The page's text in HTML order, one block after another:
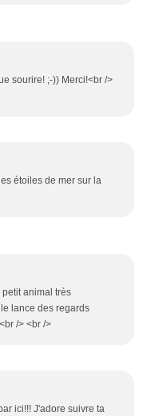
sourire! ;-)) Merci!<br />
étoiles de mer sur la
petit animal très
lance des regards
/> <br />
ici!!! J'adore suivre ta